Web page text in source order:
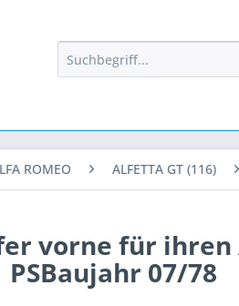
ROMEO ALFETTA GT (116)
vorne für ihren
PSBaujahr 07/78